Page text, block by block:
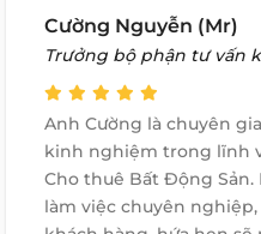
Cường Nguyễn (Mr)
Trưởng bộ phận tư vấn
Anh Cường là chuyên
kinh nghiệm trong lĩnh
Cho thuê Bất Động Sản.
làm việc chuyên